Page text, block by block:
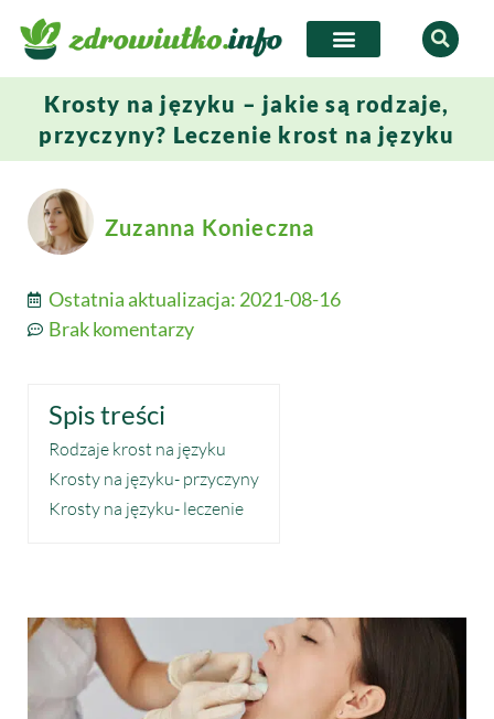
Krosty na języku – jakie są rodzaje,
przyczyny? Leczenie krost na języku
Zuzanna Konieczna
Ostatnia aktualizacja: 2021-08-16
Brak komentarzy
Spis treści
Rodzaje krost na języku
Krosty na języku- przyczyny
Krosty na języku- leczenie